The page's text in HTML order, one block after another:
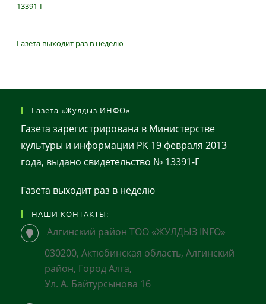
13391-Г
Газета выходит раз в неделю
Газета «Жулдыз ИНФО»
Газета зарегистрирована в Министерстве
культуры и информации РК 19 февраля 2013
года, выдано свидетельство № 13391-Г
Газета выходит раз в неделю
НАШИ КОНТАКТЫ:
Алгинский район ТОО «ЖУЛДЫЗ INFO»
030200, Актюбинская область, Алгинский
район, Город Алга,
Ул. А. Байтурсынова 16